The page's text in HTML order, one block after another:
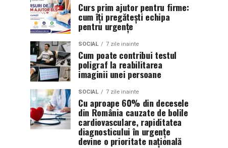
Curs prim ajutor pentru firme:
cum îți pregătești echipa
pentru urgențe
SOCIAL 7 zile inainte
Cum poate contribui testul
poligraf la reabilitarea
imaginii unei persoane
SOCIAL 7 zile inainte
Cu aproape 60% din decesele
din România cauzate de bolile
cardiovasculare, rapiditatea
diagnosticului în urgențe
devine o prioritate națională